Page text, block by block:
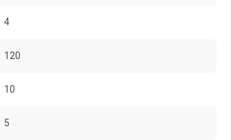
4
120
10
5